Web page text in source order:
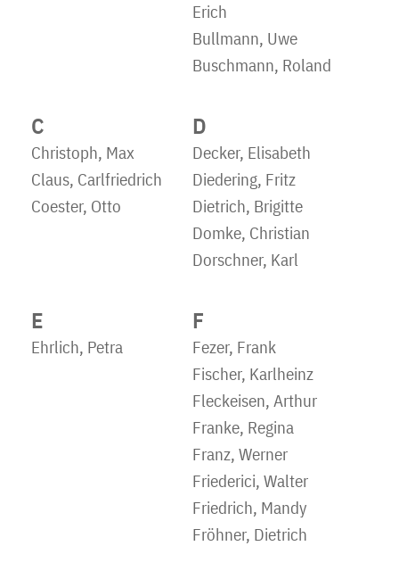
Erich
Bullmann, Uwe
Buschmann, Roland
C
Christoph, Max
Claus, Carlfriedrich
Coester, Otto
D
Decker, Elisabeth
Diedering, Fritz
Dietrich, Brigitte
Domke, Christian
Dorschner, Karl
E
Ehrlich, Petra
F
Fezer, Frank
Fischer, Karlheinz
Fleckeisen, Arthur
Franke, Regina
Franz, Werner
Friederici, Walter
Friedrich, Mandy
Fröhner, Dietrich